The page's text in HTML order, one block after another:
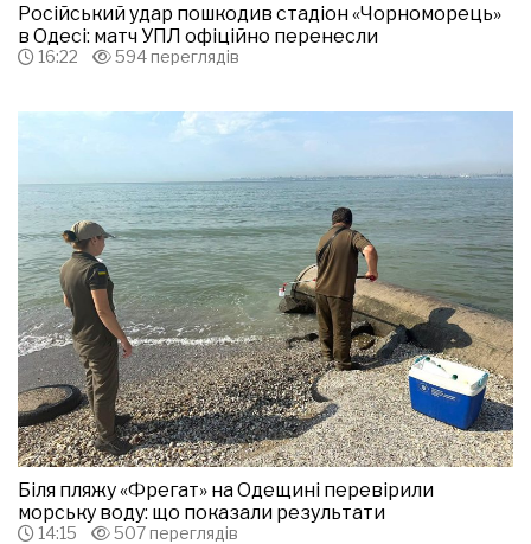
Російський удар пошкодив стадіон «Чорноморець»
в Одесі: матч УПЛ офіційно перенесли
16:22 594 переглядів
Біля пляжу «Фрегат» на Одещині перевірили
морську воду: що показали результати
14:15 507 переглядів